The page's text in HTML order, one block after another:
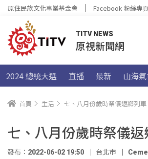
原住民族文化事業基金會 Facebook 粉絲專頁
TITV NEWS
原視新聞網
2024 總統大選 直播 最新 山海
首頁 生活 七、八月份歲時祭儀返鄉列
七、八月份歲時祭儀
發布：2022-06-02 19:50 台北市